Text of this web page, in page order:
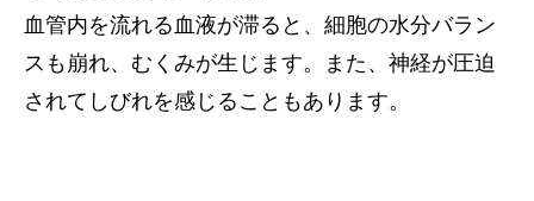
血管内を流れる血液が滞ると、細胞の水分バラン
スも崩れ、むくみが生じます。また、神経が圧迫
されてしびれを感じることもあります。